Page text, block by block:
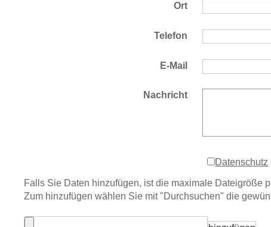
Ort
Telefon
E-Mail
Nachricht
Datenschutz
Falls Sie Daten hinzufügen, ist die maximale Dateigröße
Zum hinzufügen wählen Sie mit "Durchsuchen" die